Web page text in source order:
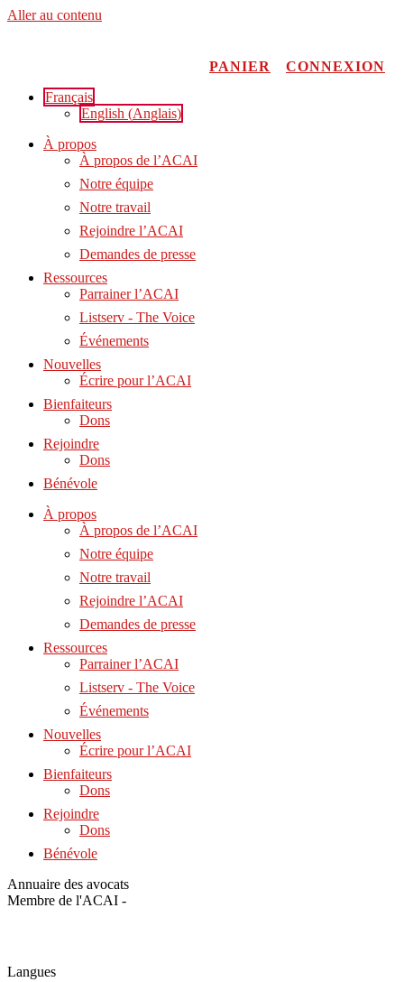
Aller au contenu
PANIER
CONNEXION
Français
English (Anglais)
À propos
À propos de l’ACAI
Notre équipe
Notre travail
Rejoindre l’ACAI
Demandes de presse
Ressources
Parrainer l’ACAI
Listserv - The Voice
Événements
Nouvelles
Écrire pour l’ACAI
Bienfaiteurs
Dons
Rejoindre
Dons
Bénévole
À propos
À propos de l’ACAI
Notre équipe
Notre travail
Rejoindre l’ACAI
Demandes de presse
Ressources
Parrainer l’ACAI
Listserv - The Voice
Événements
Nouvelles
Écrire pour l’ACAI
Bienfaiteurs
Dons
Rejoindre
Dons
Bénévole
Annuaire des avocats
Membre de l'ACAI -
Langues